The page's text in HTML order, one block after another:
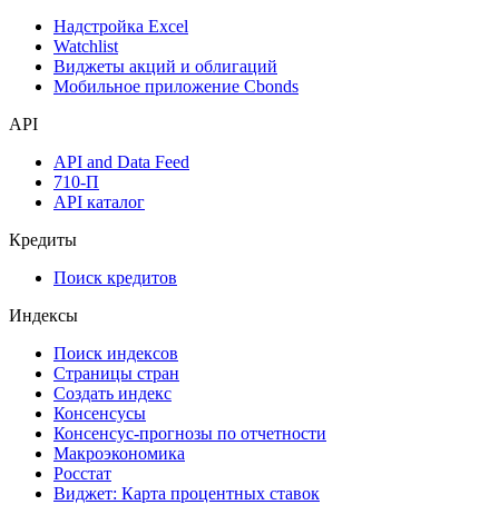
Надстройка Excel
Watchlist
Виджеты акций и облигаций
Мобильное приложение Cbonds
API
API and Data Feed
710-П
API каталог
Кредиты
Поиск кредитов
Индексы
Поиск индексов
Страницы стран
Создать индекс
Консенсусы
Консенсус-прогнозы по отчетности
Макроэкономика
Росстат
Виджет: Карта процентных ставок